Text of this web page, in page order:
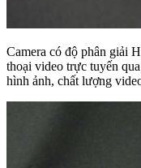
Camera có độ phân giải
thoại video trực tuyến
hình ảnh, chất lượng